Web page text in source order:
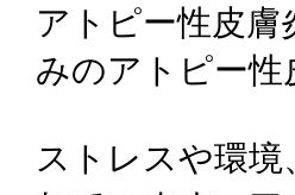
アトピー性皮
みのアトピー性
ストレスや環